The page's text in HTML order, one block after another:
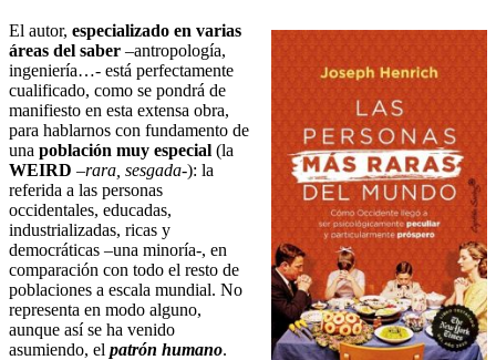
El autor, especializado en varias
áreas del saber –antropología,
ingeniería…- está perfectamente
cualificado, como se pondrá de
manifiesto en esta extensa obra,
para hablarnos con fundamento de
una población muy especial (la
WEIRD –rara, sesgada-): la
referida a las personas
occidentales, educadas,
industrializadas, ricas y
democráticas –una minoría-, en
comparación con todo el resto de
poblaciones a escala mundial. No
representa en modo alguno,
aunque así se ha venido
asumiendo, el patrón humano.